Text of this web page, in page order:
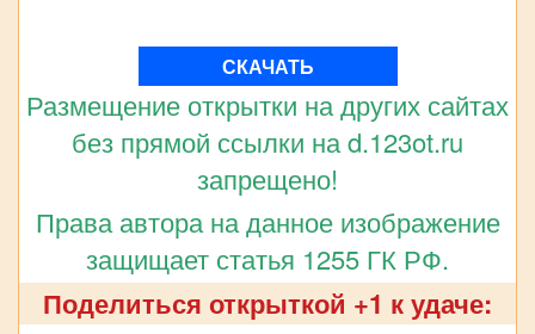
СКАЧАТЬ
Размещение открытки на других сайтах
без прямой ссылки на d.123ot.ru
запрещено!
Права автора на данное изображение
защищает статья 1255 ГК РФ.
Поделиться открыткой +1 к удаче: